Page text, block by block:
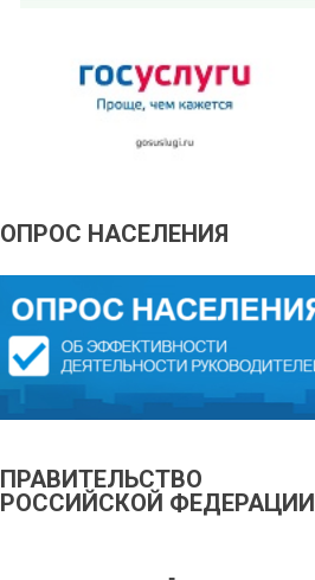
ОПРОС НАСЕЛЕНИЯ
ПРАВИТЕЛЬСТВО
РОССИЙСКОЙ ФЕДЕРАЦИИ